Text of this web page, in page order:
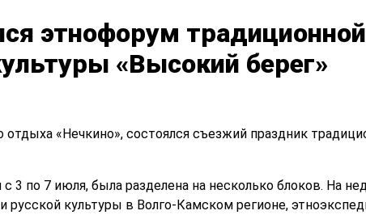
этнофорум традиционной
«Высокий берег»
отдыха «Нечкино», состоялся съезжий праздник
3 по 7 июля, была разделена на несколько блоков. На
русской культуры в Волго-Камском регионе,